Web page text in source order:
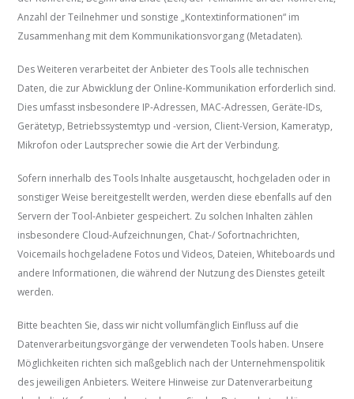
Anzahl der Teilnehmer und sonstige „Kontextinformationen“ im
Zusammenhang mit dem Kommunikationsvorgang (Metadaten).
Des Weiteren verarbeitet der Anbieter des Tools alle technischen
Daten, die zur Abwicklung der Online-Kommunikation erforderlich sind.
Dies umfasst insbesondere IP-Adressen, MAC-Adressen, Geräte-IDs,
Gerätetyp, Betriebssystemtyp und -version, Client-Version, Kameratyp,
Mikrofon oder Lautsprecher sowie die Art der Verbindung.
Sofern innerhalb des Tools Inhalte ausgetauscht, hochgeladen oder in
sonstiger Weise bereitgestellt werden, werden diese ebenfalls auf den
Servern der Tool-Anbieter gespeichert. Zu solchen Inhalten zählen
insbesondere Cloud-Aufzeichnungen, Chat-/ Sofortnachrichten,
Voicemails hochgeladene Fotos und Videos, Dateien, Whiteboards und
andere Informationen, die während der Nutzung des Dienstes geteilt
werden.
Bitte beachten Sie, dass wir nicht vollumfänglich Einfluss auf die
Datenverarbeitungsvorgänge der verwendeten Tools haben. Unsere
Möglichkeiten richten sich maßgeblich nach der Unternehmenspolitik
des jeweiligen Anbieters. Weitere Hinweise zur Datenverarbeitung